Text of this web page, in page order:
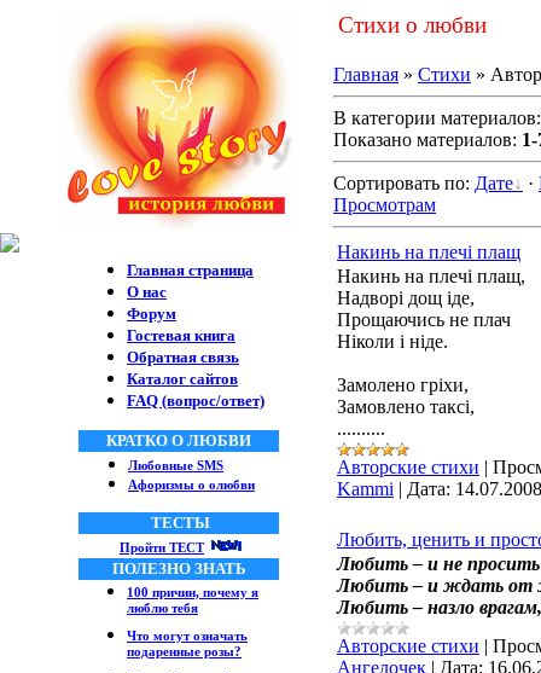
Главная страница
О нас
Форум
Гостевая книга
Обратная связь
Каталог сайтов
FAQ (вопрос/ответ)
КРАТКО О ЛЮБВИ
Любовные SMS
Афоризмы о олюбви
ТЕСТЫ
Пройти ТЕСТ
ПОЛЕЗНО ЗНАТЬ
100 причин, почему я
люблю тебя
Что могут означать
подаренные розы?
Стихи о любви
Главная » Стихи »
В категории
Показано материалов: 1-
Сортировать по: Дате ·
Просмотрам
Накинь на плечі плащ
Накинь на плечі плащ,
Надворі дощ іде,
Прощаючись не плач
Ніколи і ніде.
Замолено гріхи,
Замовлено таксі,
..........
Авторские стихи |
Kammi | Дата: 14.07.2008
Любить, ценить и
Любить – и не
Любить – и ждать от
Любить – назло
Авторские стихи |
Ангелочек | Дата: